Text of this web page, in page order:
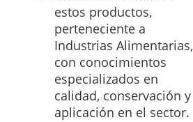
estos productos,
perteneciente a
Industrias Alimentarias,
con conocimientos
especializados en
calidad, conservación y
aplicación en el sector.